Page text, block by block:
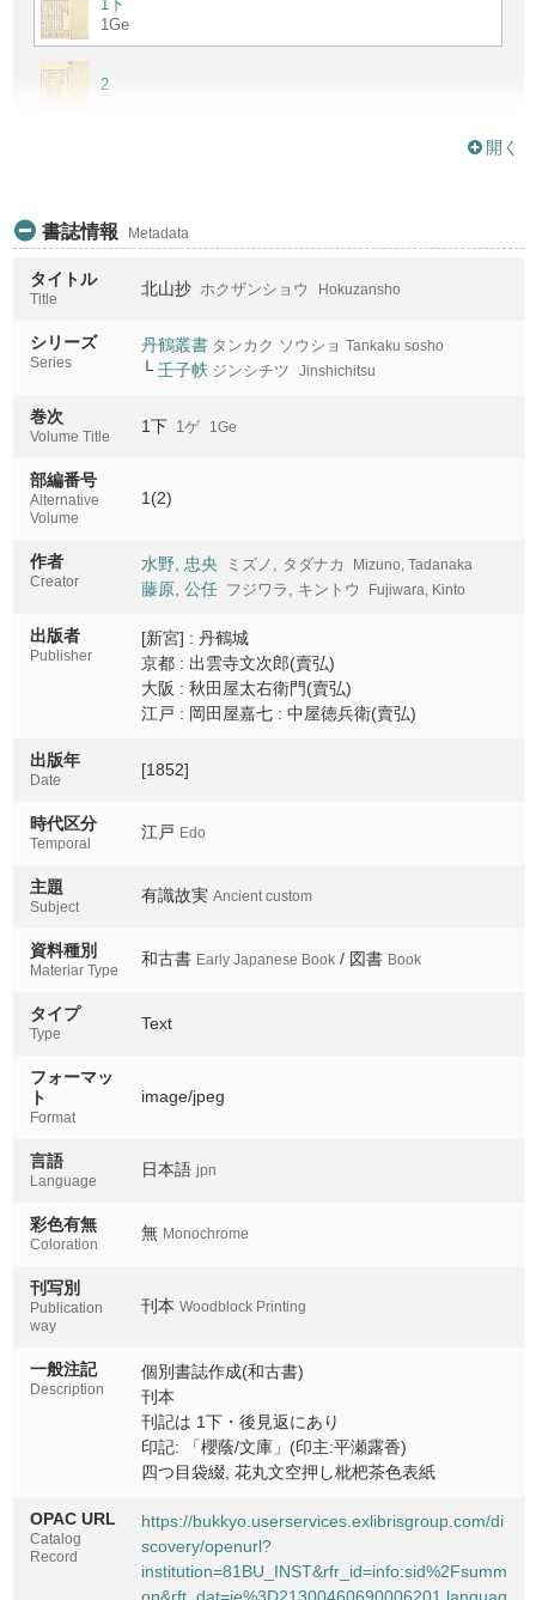
1下
1Ge
2
3Ge
6
開く
書誌情報 Metadata
タイトル
Title
北山抄 ホクザンショウ Hokuzansho
シリーズ
Series
丹鶴叢書 タンカク ソウショ Tankaku sosho
└ 壬子帙 ジンシチツ Jinshichitsu
巻次
Volume Title
1下 1ゲ 1Ge
部編番号
Alternative
Volume
1(2)
作者
Creator
水野, 忠央 ミズノ, タダナカ Mizuno, Tadanaka
藤原, 公任 フジワラ, キントウ Fujiwara, Kinto
出版者
Publisher
[新宮] : 丹鶴城
京都 : 出雲寺文次郎(賣弘)
大阪 : 秋田屋太右衛門(賣弘)
江戸 : 岡田屋嘉七 : 中屋徳兵衛(賣弘)
出版年
Date
[1852]
時代区分
Temporal
江戸 Edo
主題
Subject
有識故実 Ancient custom
資料種別
Materiar Type
和古書 Early Japanese Book/ 図書 Book
タイプ
Type
Text
フォーマッ
ト
Format
image/jpeg
言語
Language
日本語 jpn
彩色有無
Coloration
無 Monochrome
刊写別
Publication
way
刊本 Woodblock Printing
一般注記
Description
個別書誌作成(和古書)
刊本
刊記は 1下・後見返にあり
印記: 「櫻蔭/文庫」(印主:平瀬露香)
四つ目袋綴, 花丸文空押し枇杷茶色表紙
OPAC URL
Catalog
Record
https://bukkyo.userservices.exlibrisgroup.com/di
scovery/openurl?
institution=81BU_INST&rfr_id=info:sid%2Fsumm
on&rft_dat=ie%3D21300460690006201,languag